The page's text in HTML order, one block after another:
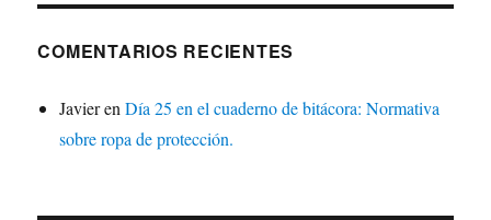
COMENTARIOS RECIENTES
JavierenDía 25 en el cuaderno de bitácora: Normativa
sobre ropa de protección.